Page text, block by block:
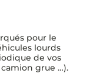
pour le
lourds
de vos
grue …).